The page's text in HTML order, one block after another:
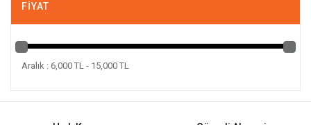
FIYAT
Aralık : 6,000 TL - 15,000 TL